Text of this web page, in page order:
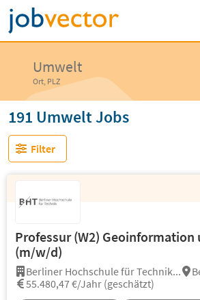
Umwelt
Ort, PLZ
191 Umwelt Jobs
Filter
Professur (W2)
(m/w/d)
Berliner Hochschule für Technik...
55.480,47 €/Jahr (geschätzt)